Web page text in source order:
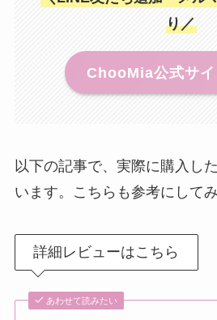
り／
ChooMia公式サイ
以下の記事で、実際に購入し
います。こちらも参考にして
詳細レビューはこちら
あわせて読みたい